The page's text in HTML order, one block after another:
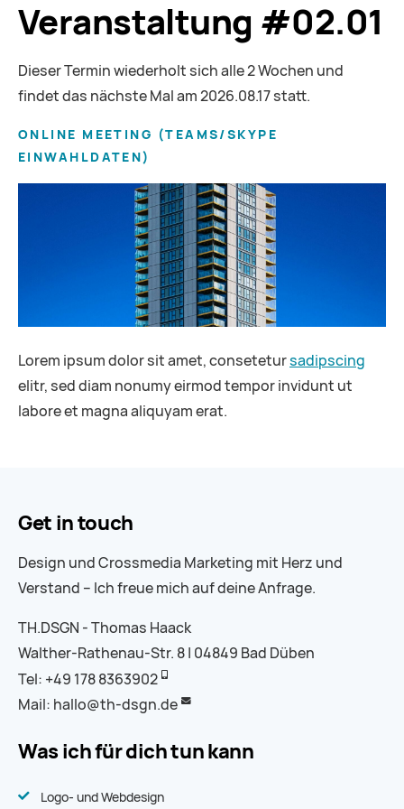
Veranstaltung #02.01
Dieser Termin wiederholt sich alle 2 Wochen und
findet das nächste Mal am2026.08.17statt.
ONLINE MEETING (TEAMS/SKYPE
EINWAHLDATEN)
Lorem ipsum dolor sit amet, consetetursadipscing
elitr, sed diam nonumy eirmod tempor invidunt ut
labore et magna aliquyam erat.
Get in touch
Design und Crossmedia Marketing mit Herz und
Verstand – Ich freue mich auf deine Anfrage.
TH.DSGN - Thomas Haack
Walther-Rathenau-Str. 8 | 04849 Bad Düben
Tel: +49 178 8363902
Mail: hallo@th-dsgn.de
Was ich für dich tun kann
Logo- und Webdesign